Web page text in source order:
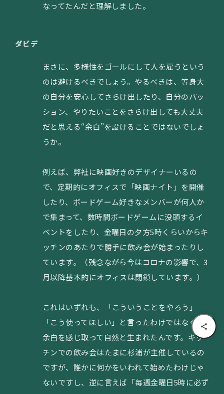
なってたんだと理解しました。
ダビデ
まさに、多様性をゴールにして人を雇うという
のは避けるべきでしょう。やるべきは、等身大
の自分を安心してさらけ出したり、自分のパッ
ション、やりたいことをさらけ出しても大丈夫
だと思える“余白”を設けることではないでしょ
うか。
例えば、弊社に映画好きのデザイナーいるの
で、定期的にオフィスで「映画ナイト」を開催
したり、ボードゲーム好きなメンバーが何人か
で集まって、数時間ボードゲームに没頭するイ
ベントをしたり、金曜日の夕方5時くらいからキ
ッチンのあたりで勝手に飲み会が始まったりし
ています。（残念ながら今はコロナの影響で、3
月以降基本的にオフィスは閉鎖しています。）
これはいずれも、「こういうことをやろう」
「こう使ってほしい」と言ったわけではなく、
余白を感じ取って自然と生まれたんです。キッ
チンでの飲み会はたまに杉浦が主催しているの
ですが、誰かに何かをいわれて始めたわけじゃ
ないですし、逆に言えば「毎週金曜日5時に必ず